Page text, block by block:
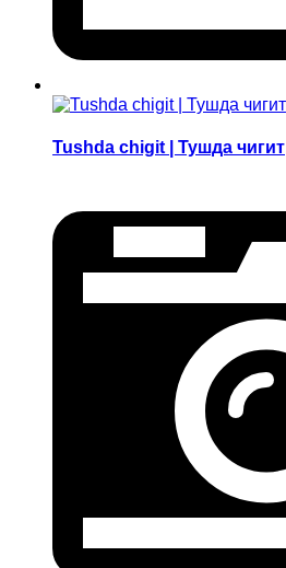
Tushda chigit | Тушда чигит